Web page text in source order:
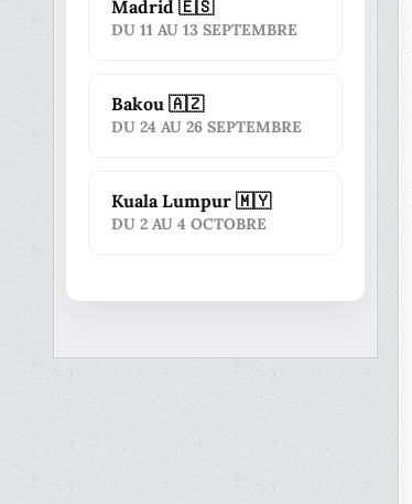
Madrid 🇪🇸
DU 11 AU 13 SEPTEMBRE
Bakou 🇦🇿
DU 24 AU 26 SEPTEMBRE
Kuala Lumpur 🇲🇾
DU 2 AU 4 OCTOBRE